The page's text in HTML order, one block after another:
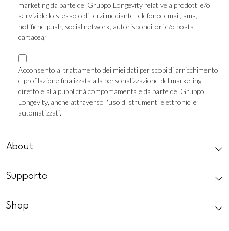
TLSmarketing da parte del Gruppo Longevity relative a prodotti e/o
servizi dello stesso o di terzi mediante telefono, email, sms,
notifiche push, social network, autorisponditori e/o posta
cartacea;
Consenso
Marketing
Profilazione
Acconsento al trattamento dei miei dati per scopi di arricchimento
e profilazione finalizzata alla personalizzazione del marketing
diretto e alla pubblicità comportamentale da parte del Gruppo
Longevity, anche attraverso l'uso di strumenti elettronici e
automatizzati.
About
Supporto
Shop